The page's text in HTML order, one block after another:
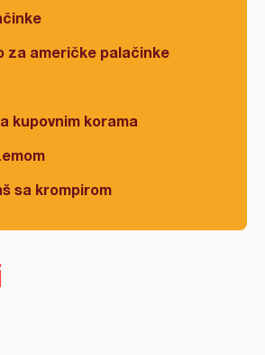
za američke palačinke
kupovnim korama
sa krompirom